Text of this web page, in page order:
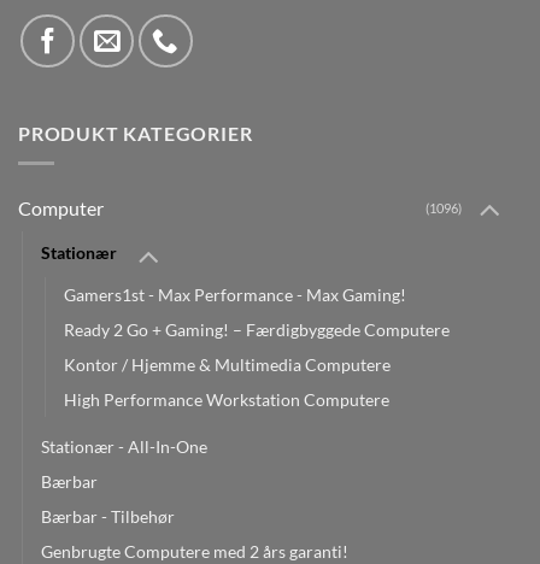
PRODUKT KATEGORIER
Computer (1096)
Stationær
Gamers1st - Max Performance - Max Gaming!
Ready 2 Go + Gaming! – Færdigbyggede Computere
Kontor / Hjemme & Multimedia Computere
High Performance Workstation Computere
Stationær - All-In-One
Bærbar
Bærbar - Tilbehør
Genbrugte Computere med 2 års garanti!